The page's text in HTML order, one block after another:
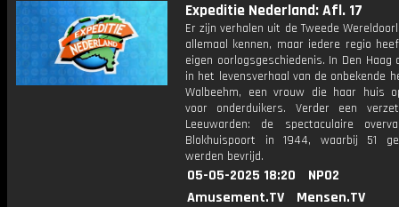
Expeditie Nederland: Afl. 17
Er zijn verhalen uit de Tweede
allemaal kennen, maar iedere regio
eigen oorlogsgeschiedenis. In Den Haag
in het levensverhaal van de onbekende
Walbeehm, een vrouw die haar huis
voor onderduikers. Verder een
Leeuwarden: de spectaculaire
Blokhuispoort in 1944, waarbij 51
werden bevrijd.
05-05-2025 18:20
NPO2
Amusement.TV
Mensen.TV